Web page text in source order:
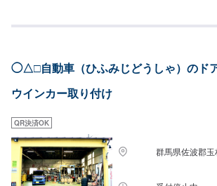
ーツの持ち込み可！オファーの際、使用されるパー
際は満タンでお願いします。【営業時間】平日
◯△□自動車（ひふみじどうしゃ）のド
ウインカー取り付け
QR決済OK
群馬県佐波郡